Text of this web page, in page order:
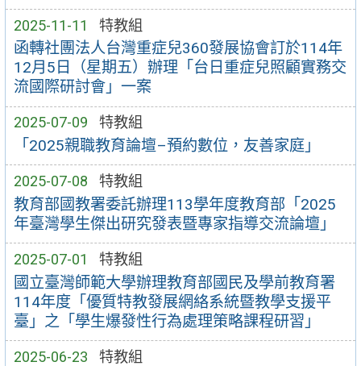
2025-11-11 特教組
函轉社團法人台灣重症兒360發展協會訂於114年
12月5日（星期五）辦理「台日重症兒照顧實務交
流國際研討會」一案
2025-07-09 特教組
「2025親職教育論壇–預約數位，友善家庭」
2025-07-08 特教組
教育部國教署委託辦理113學年度教育部「2025
年臺灣學生傑出研究發表暨專家指導交流論壇」
2025-07-01 特教組
國立臺灣師範大學辦理教育部國民及學前教育署
114年度「優質特教發展網絡系統暨教學支援平
臺」之「學生爆發性行為處理策略課程研習」
2025-06-23 特教組